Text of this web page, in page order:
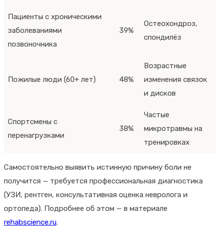
Пациенты с хроническими
заболеваниями
позвоночника
39%
Остеохондроз,
спондилёз
Пожилые люди (60+ лет) 48%
Возрастные
изменения связок
и дисков
Спортсмены с
перенагрузками
38%
Частые
микротравмы на
тренировках
Самостоятельно выявить истинную причину боли не
получится — требуется профессиональная диагностика
(УЗИ, рентген, консультативная оценка невролога и
ортопеда). Подробнее об этом — в материале
rehabscience.ru.